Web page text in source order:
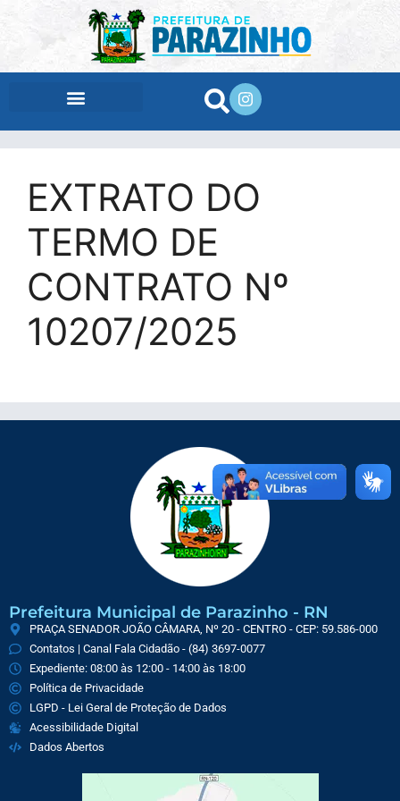
EXTRATO DO
TERMO DE
CONTRATO Nº
10207/2025
Prefeitura Municipal de Parazinho - RN
PRAÇA SENADOR JOÃO CÂMARA, Nº 20 - CENTRO - CEP: 59.586-000
Contatos | Canal Fala Cidadão - (84) 3697-0077
Expediente: 08:00 às 12:00 - 14:00 às 18:00
Política de Privacidade
LGPD - Lei Geral de Proteção de Dados
Acessibilidade Digital
Dados Abertos